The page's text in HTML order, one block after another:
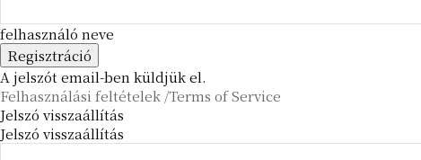
felhasználó neve
A jelszót email-ben küldjük el.
Felhasználási feltételek /Terms of Service
Jelszó visszaállítás
Jelszó visszaállítás